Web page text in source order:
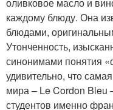
каждому блюду. Она
блюдами,
Утонченность,
синонимами понятия
удивительно, что
мира – Le Cordon Bleu
студентов именно